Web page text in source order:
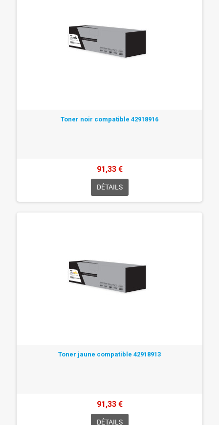
Toner noir compatible 42918916
91,33 €
DÉTAILS
Toner jaune compatible 42918913
91,33 €
DÉTAILS